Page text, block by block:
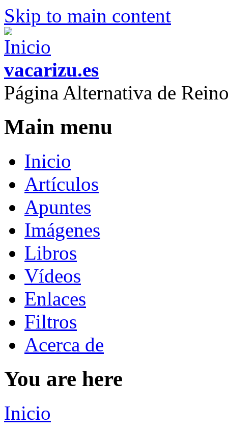
Skip to main content
vacarizu.es
Página Alternativa de
Main menu
Inicio
Artículos
Apuntes
Imágenes
Libros
Vídeos
Enlaces
Filtros
Acerca de
You are here
Inicio